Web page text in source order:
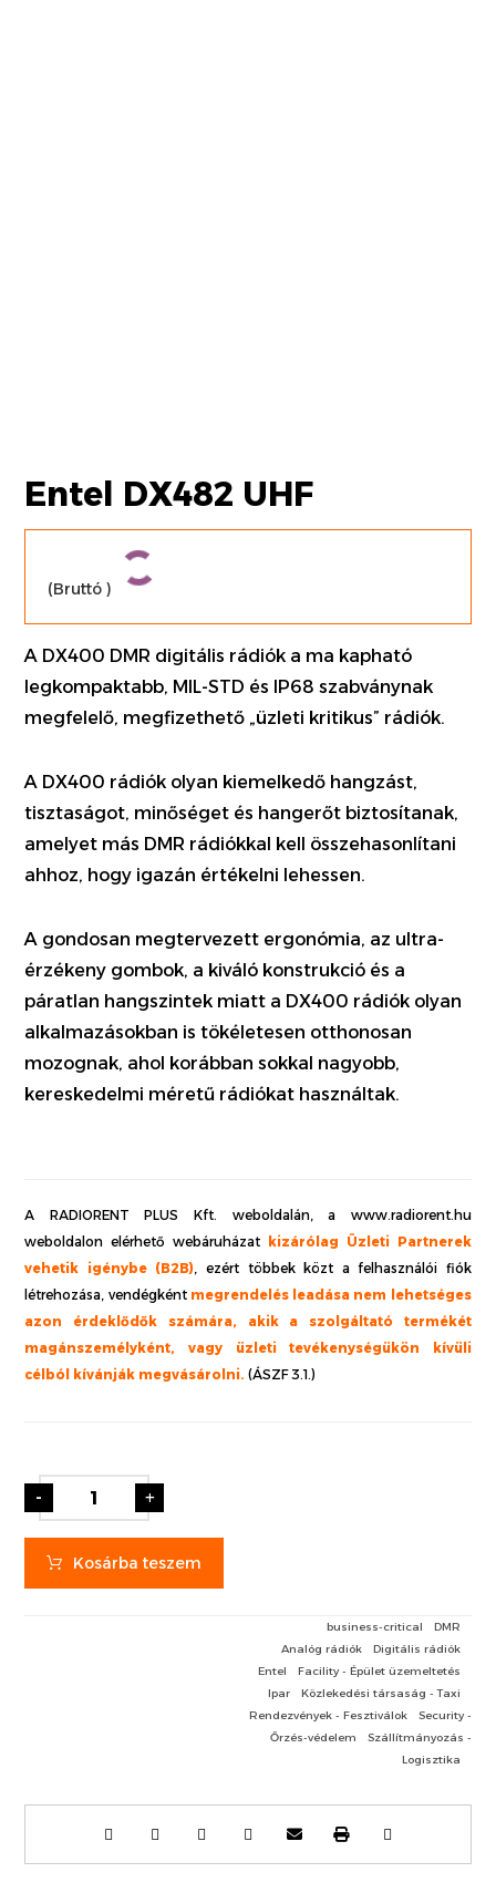
Entel DX482 UHF
(Bruttó)
A DX400 DMR digitális rádiók a ma kapható
legkompaktabb, MIL-STD és IP68 szabványnak
megfelelő, megfizethető „üzleti kritikus” rádiók.
A DX400 rádiók olyan kiemelkedő hangzást,
tisztaságot, minőséget és hangerőt biztosítanak,
amelyet más DMR rádiókkal kell összehasonlítani
ahhoz, hogy igazán értékelni lehessen.
A gondosan megtervezett ergonómia, az ultra-
érzékeny gombok, a kiváló konstrukció és a
páratlan hangszintek miatt a DX400 rádiók olyan
alkalmazásokban is tökéletesen otthonosan
mozognak, ahol korábban sokkal nagyobb,
kereskedelmi méretű rádiókat használtak.
A RADIORENT PLUS Kft. weboldalán, a www.radiorent.hu
weboldalon elérhető webáruházat
kizárólag Üzleti Partnerek
vehetik igénybe (B2B), ezért többek közt a felhasználói fiók
létrehozása, vendégként megrendelés leadása nem lehetséges
azon érdeklődők számára, akik a szolgáltató termékét
magánszemélyként, vagy üzleti tevékenységükön kívüli
célból kívánják megvásárolni.(ÁSZF 3.1.)
- +
Kosárba teszem
business-critical
DMR
Analóg rádiók
Digitális rádiók
Entel
Facility - Épület üzemeltetés
Ipar
Közlekedési társaság - Taxi
Rendezvények - Fesztiválok
Security -
Őrzés-védelem
Szállítmányozás -
Logisztika